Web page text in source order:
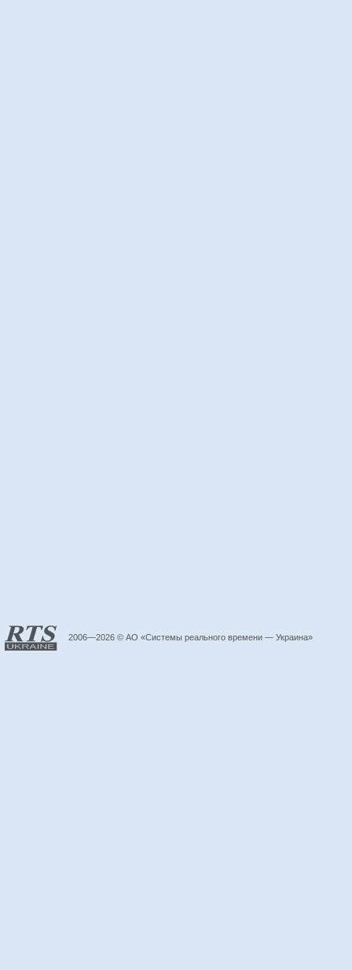
2006—2026 © АО «Системы реального времени — Украина»